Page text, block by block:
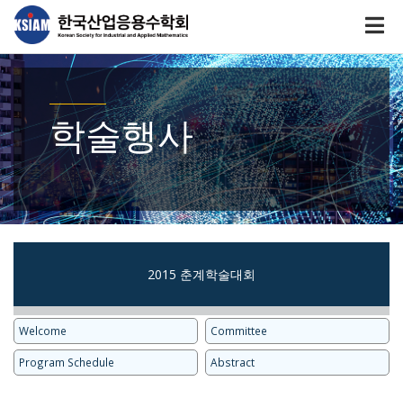
학술행사
2015 춘계학술대회
Welcome Committee
Program Schedule Abstract